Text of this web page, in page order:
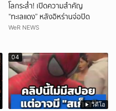
โลกระส่ำ! เปิดความสำคัญ
“ทะเลแดง” หลังอิหร่านจ่อปิด
WeR NEWS
วิดีโอ
04